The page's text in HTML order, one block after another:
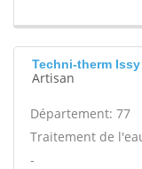
Techni-therm
Artisan
Département: 77
Traitement de
-